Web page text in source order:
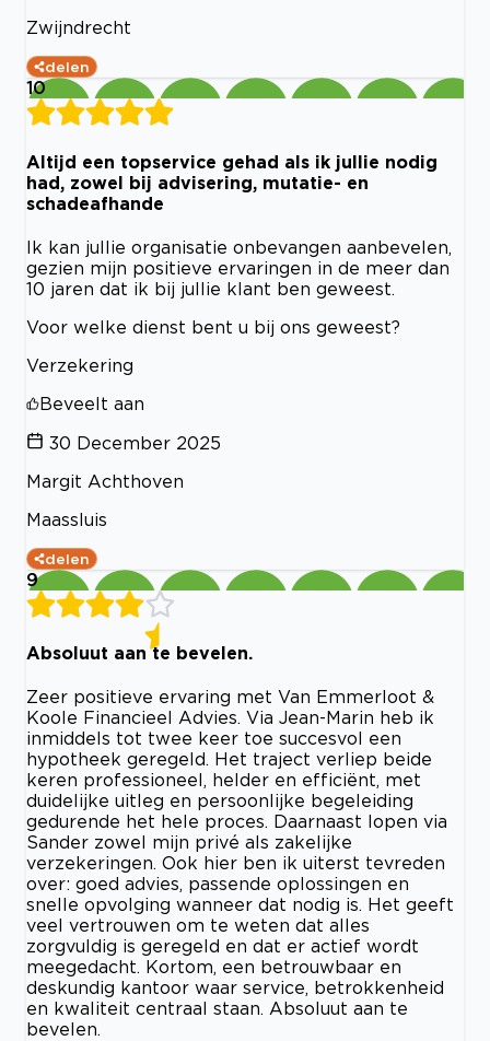
Zwijndrecht
delen
10
Altijd een topservice gehad als ik jullie nodig
had, zowel bij advisering, mutatie- en
schadeafhande
Ik kan jullie organisatie onbevangen aanbevelen,
gezien mijn positieve ervaringen in de meer dan
10 jaren dat ik bij jullie klant ben geweest.
Voor welke dienst bent u bij ons geweest?
Verzekering
Beveelt aan
30 December 2025
Margit Achthoven
Maassluis
delen
9
Absoluut aan te bevelen.
Zeer positieve ervaring met Van Emmerloot &
Koole Financieel Advies. Via Jean-Marin heb ik
inmiddels tot twee keer toe succesvol een
hypotheek geregeld. Het traject verliep beide
keren professioneel, helder en efficiënt, met
duidelijke uitleg en persoonlijke begeleiding
gedurende het hele proces. Daarnaast lopen via
Sander zowel mijn privé als zakelijke
verzekeringen. Ook hier ben ik uiterst tevreden
over: goed advies, passende oplossingen en
snelle opvolging wanneer dat nodig is. Het geeft
veel vertrouwen om te weten dat alles
zorgvuldig is geregeld en dat er actief wordt
meegedacht. Kortom, een betrouwbaar en
deskundig kantoor waar service, betrokkenheid
en kwaliteit centraal staan. Absoluut aan te
bevelen.